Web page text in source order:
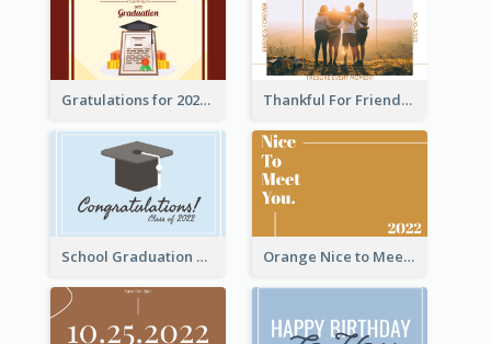
Gratulations for 2020 Graduation Greeting Card Thankful For Friendship Greeting Card
School Graduation Celebration Card Orange Nice to Meet You Greeting Card